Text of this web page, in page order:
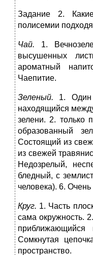
Задание 2.
полисемии
Чай. 1.
высушенных
ароматный
Чаепитие.
Зеленый. 1. Один
находящийся
зелени. 2. только
образованный
Состоящий из
из свежей
Недозрелый,
бледный, с
человека). 6.
Круг. 1. Часть
сама окружность.
Сомкнутая
пространство.